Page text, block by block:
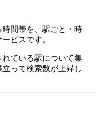
間帯を、駅ごと・時
ビスです。
ている駅について集
って検索数が上昇し